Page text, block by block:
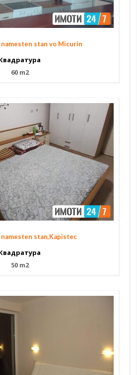
stan vo Micurin
60 m2
stan,Kapistec
50 m2